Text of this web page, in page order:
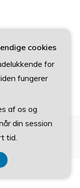
cookies
for
fungerer
af os og
din session
tid.